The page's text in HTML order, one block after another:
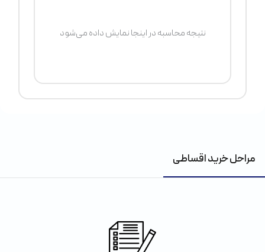
نتیجه محاسبه در اینجا نمایش داده می‌شود
مراحل خرید اقساطی